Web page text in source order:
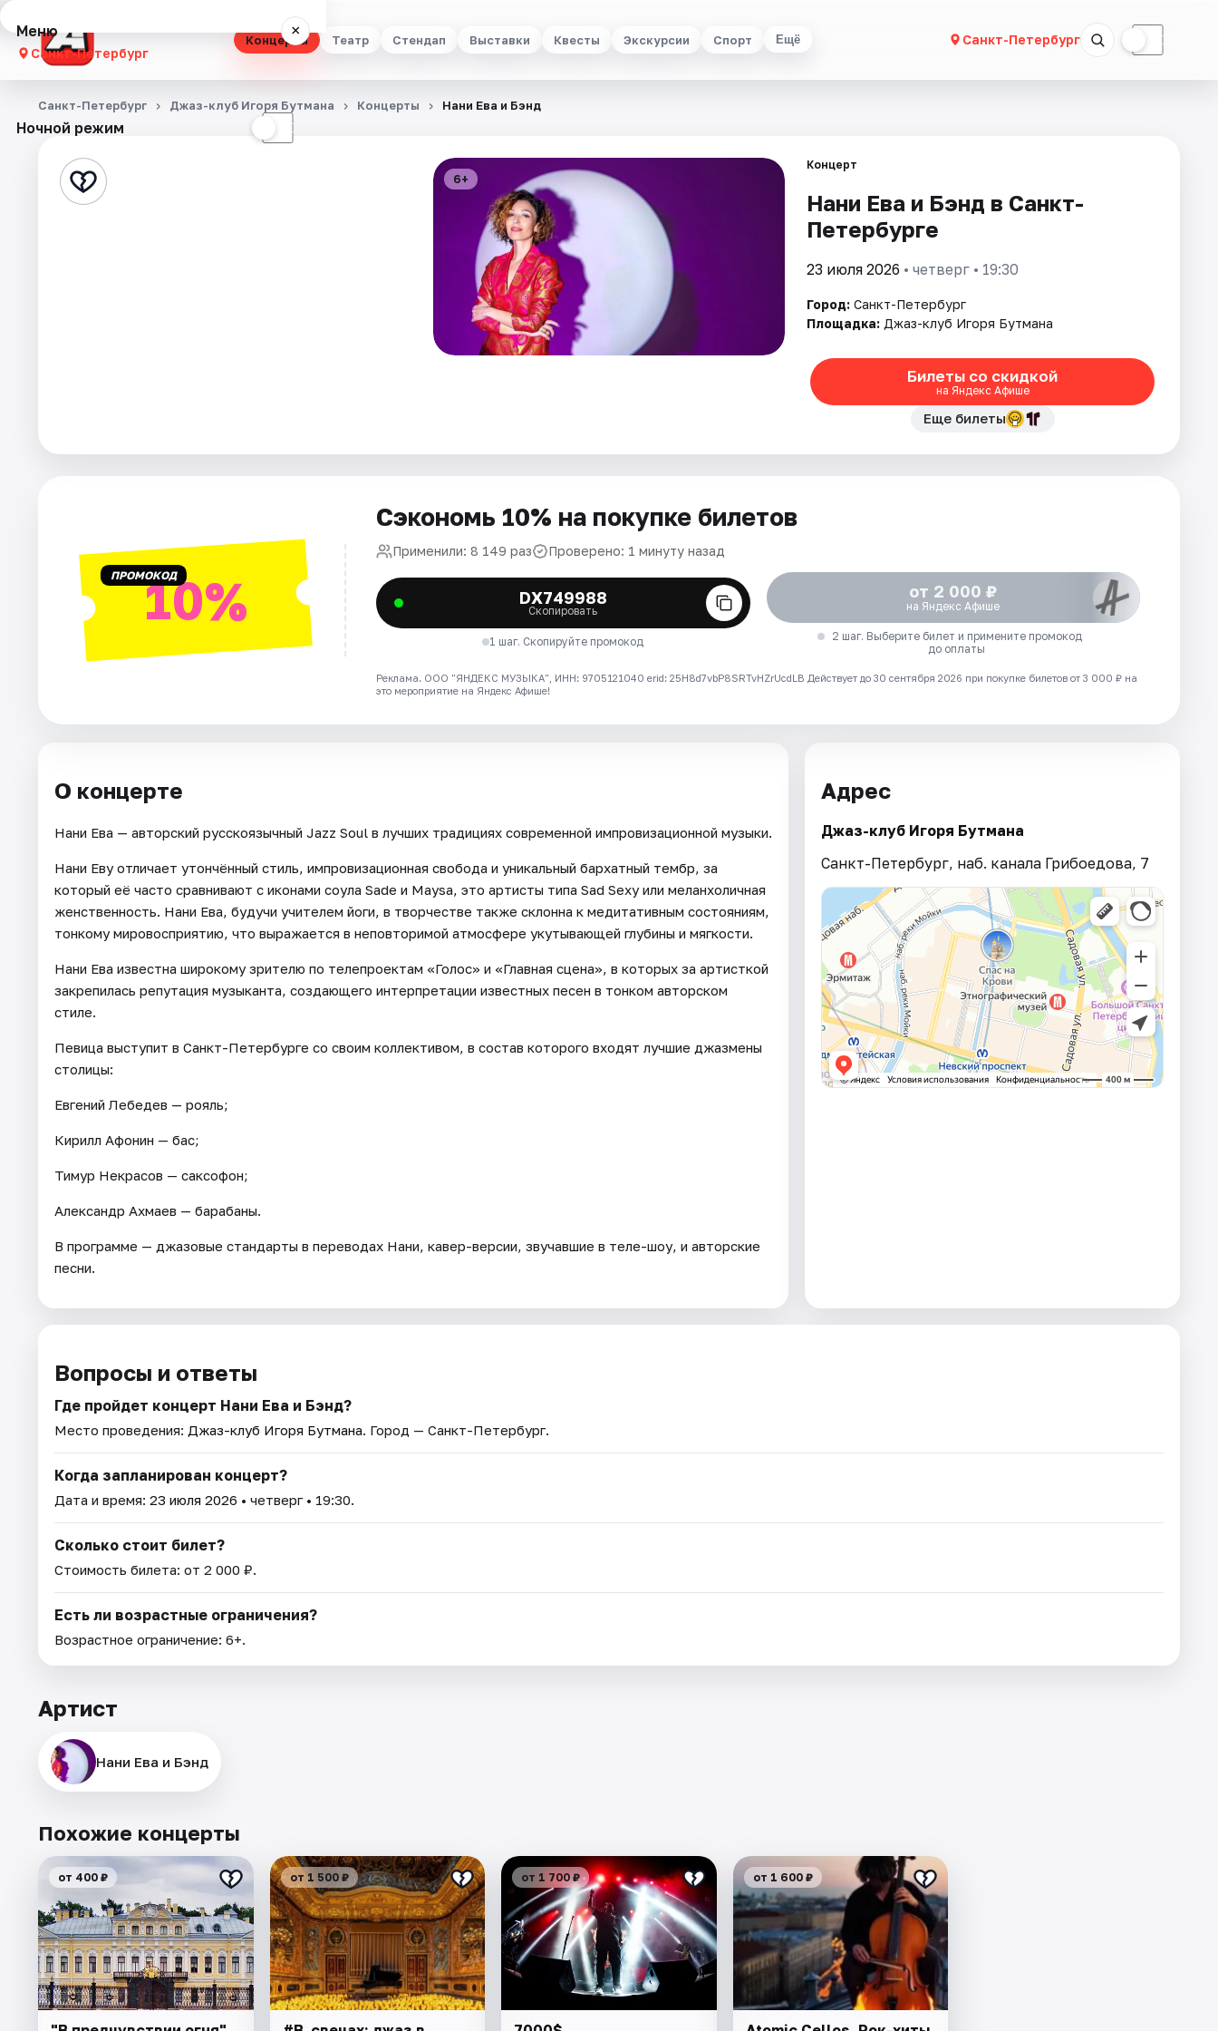
Концерты Театр Стендап Выставки Квесты Экскурсии Спорт Ещё Санкт-Петербург ☾
Меню ×
Санкт-Петербург
Концерты
Стендап
Города
Рейтинги
Ночной режим ☾
Санкт-Петербург Джаз-клуб Игоря Бутмана Концерты Нани Ева и Бэнд
6+
Концерт
Нани Ева и Бэнд в Санкт-
Петербурге
23 июля 2026 • четверг • 19:30
Город: Санкт-Петербург
Площадка: Джаз-клуб Игоря Бутмана
Билеты со скидкой
на Яндекс Афише
Еще билеты
ПРОМОКОД10%
Сэкономь 10% на покупке билетов
Применили: 8 149 раз Проверено: 1 минуту назад
DX749988
Скопировать
1 шаг. Скопируйте промокод
от 2 000 ₽
на Яндекс Афише
2 шаг. Выберите билет и примените промокод
до оплаты
Реклама. ООО "ЯНДЕКС МУЗЫКА", ИНН: 9705121040 erid: 25H8d7vbP8SRTvHZrUcdLB Действует до 30 сентября 2026 при покупке билетов от 3 000 ₽ на
это мероприятие на Яндекс Афише!
О концерте
Нани Ева — авторский русскоязычный Jazz Soul в лучших традициях современной импровизационной музыки.
Нани Еву отличает утончённый стиль, импровизационная свобода и уникальный бархатный тембр, за
который её часто сравнивают c иконами соула Sade и Maysa, это артисты типа Sad Sexy или меланхоличная
женственность. Нани Ева, будучи учителем йоги, в творчестве также склонна к медитативным состояниям,
тонкому мировосприятию, что выражается в неповторимой атмосфере укутывающей глубины и мягкости.
Нани Ева известна широкому зрителю по телепроектам «Голос» и «Главная сцена», в которых за артисткой
закрепилась репутация музыканта, создающего интерпретации известных песен в тонком авторском
стиле.
Певица выступит в Санкт-Петербурге со своим коллективом, в состав которого входят лучшие джазмены
столицы:
Евгений Лебедев — рояль;
Кирилл Афонин — бас;
Тимур Некрасов — саксофон;
Александр Ахмаев — барабаны.
В программе — джазовые стандарты в переводах Нани, кавер-версии, звучавшие в теле-шоу, и авторские
песни.
Адрес
Джаз-клуб Игоря Бутмана
Санкт-Петербург, наб. канала Грибоедова, 7
Вопросы и ответы
Где пройдет концерт Нани Ева и Бэнд?
Место проведения: Джаз-клуб Игоря Бутмана. Город — Санкт-Петербург.
Когда запланирован концерт?
Дата и время: 23 июля 2026 • четверг • 19:30.
Сколько стоит билет?
Стоимость билета: от 2 000 ₽.
Есть ли возрастные ограничения?
Возрастное ограничение: 6+.
Артист
Нани Ева и Бэнд
Похожие концерты
от 400 ₽ от 1 500 ₽ от 1 700 ₽ от 1 600 ₽